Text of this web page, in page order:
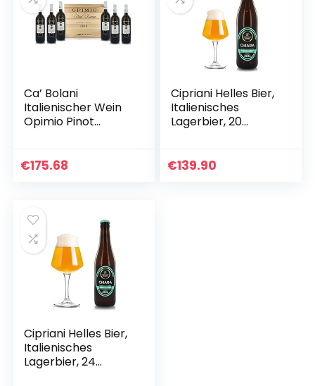
Ca’ Bolani
Italienischer Wein
Opimio Pinot
in Holzkiste
€175.68
Cipriani Helles Bier,
Italienisches
Lagerbier, 20
€139.90
Cipriani Helles Bier,
Italienisches
Lagerbier, 24